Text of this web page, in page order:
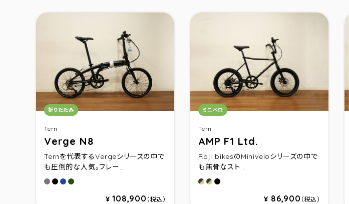
Tern
Verge N8
カテゴリ：
折りたたみ
Ternを代表するVergeシリーズの中で
も圧倒的な人気。フレー...
サテンガンメタル/シルバー
サテンブラック/ブラック
ブルー/シルバー
グリーン/ガンメタル
¥108,900 （税込）
Tern
AMP F1 Ltd.
カテゴリ：
ミニベロ
Roji bikesのMiniveloシリーズの中で
も無骨なスト...
Black Champagne(サイズ460)
Black Champagne(サイズ500)
Matte Black(サイズ460)
¥ 86,900 （税込）